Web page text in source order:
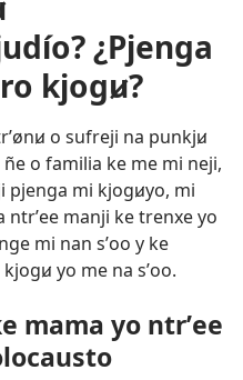
¿Pjenga
kjogꞹ?
o sufreji na punkjꞹ
ñe o familia ke me mi neji,
pjenga mi kjogꞹyo, mi
ntrʼee manji ke trenxe yo
mi nan sʼoo y ke
kjogꞹ yo me na sʼoo.
mama yo ntrʼee